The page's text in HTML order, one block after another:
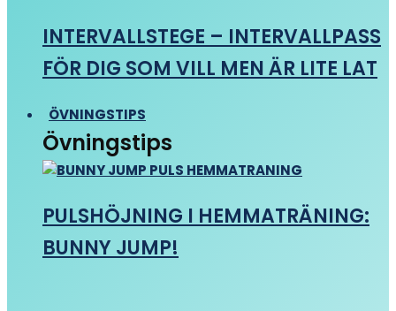
INTERVALLSTEGE – INTERVALLPASS
FÖR DIG SOM VILL MEN ÄR LITE LAT
ÖVNINGSTIPS
Övningstips
PULSHÖJNING I HEMMATRÄNING:
BUNNY JUMP!